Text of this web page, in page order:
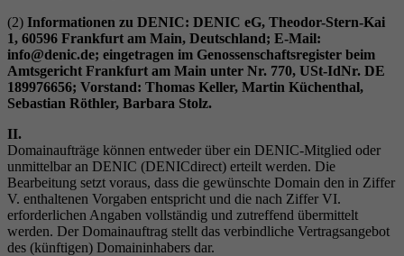
(2) Informationen zu DENIC: DENIC eG, Theodor-Stern-Kai
1, 60596 Frankfurt am Main, Deutschland; E-Mail:
info@denic.de; eingetragen im Genossenschaftsregister beim
Amtsgericht Frankfurt am Main unter Nr. 770, USt-IdNr. DE
189976656; Vorstand: Thomas Keller, Martin Küchenthal,
Sebastian Röthler, Barbara Stolz.
II.
Domainaufträge können entweder über ein DENIC-Mitglied oder
unmittelbar an DENIC (DENICdirect) erteilt werden. Die
Bearbeitung setzt voraus, dass die gewünschte Domain den in Ziffer
V. enthaltenen Vorgaben entspricht und die nach Ziffer VI.
erforderlichen Angaben vollständig und zutreffend übermittelt
werden. Der Domainauftrag stellt das verbindliche Vertragsangebot
des (künftigen) Domaininhabers dar.